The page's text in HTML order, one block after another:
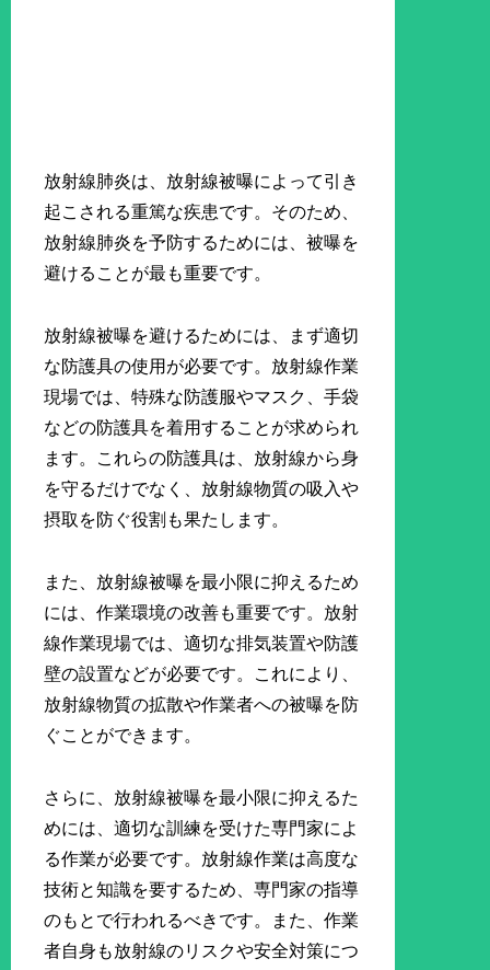
放射線肺炎は、放射線被曝によって引き
起こされる重篤な疾患です。そのため、
放射線肺炎を予防するためには、被曝を
避けることが最も重要です。
放射線被曝を避けるためには、まず適切
な防護具の使用が必要です。放射線作業
現場では、特殊な防護服やマスク、手袋
などの防護具を着用することが求められ
ます。これらの防護具は、放射線から身
を守るだけでなく、放射線物質の吸入や
摂取を防ぐ役割も果たします。
また、放射線被曝を最小限に抑えるため
には、作業環境の改善も重要です。放射
線作業現場では、適切な排気装置や防護
壁の設置などが必要です。これにより、
放射線物質の拡散や作業者への被曝を防
ぐことができます。
さらに、放射線被曝を最小限に抑えるた
めには、適切な訓練を受けた専門家によ
る作業が必要です。放射線作業は高度な
技術と知識を要するため、専門家の指導
のもとで行われるべきです。また、作業
者自身も放射線のリスクや安全対策につ